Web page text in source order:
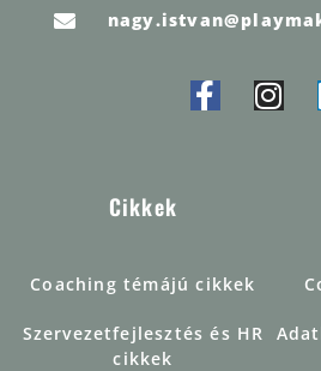
Cikkek
Coaching témájú cikkek
Szervezetfejlesztés és HR
cikkek